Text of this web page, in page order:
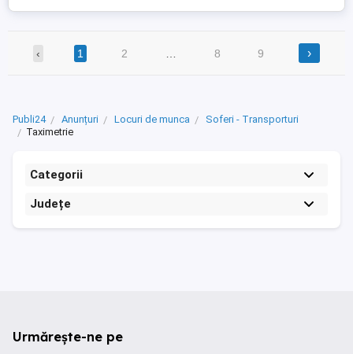
‹ 1 2 8 9 ›
Publi24 Anunțuri Locuri de munca
Soferi - Transporturi
Taximetrie
Categorii
Județe
Urmărește-ne pe